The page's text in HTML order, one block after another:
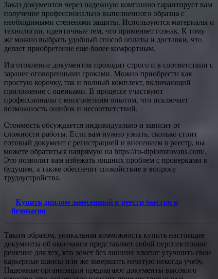
Заказ документов через надежную компанию гарантирует вам
получение профессионально выполненного образца с
необходимыми степенями защиты. Используются материалы и
технологии, идентичные тем, что применяет гознак. К тому
же можно выбрать удобный способ оплаты и доставки, что
делает приобретение еще более комфортным.
Изготовление документов проходит строго и в соответствии с
заранее оговоренными сроками. Можно приобрести как
простую корочку, так и полный комплект, включающий
приложение с оценками. В процессе участвуют
профессионалы с многолетним опытом, что исключает
возможность ошибок и несоответствий.
Стоимость обсуждается индивидуально и зависит от
сложности работы. Если вам нужно узнать, сколько стоит
готовый документ с регистрацией и внесением в реестр, вы
можете обратиться напрямую на https://ru-diplomirovans.com/.
Это позволит вам избежать лишних проблем с проверками в
будущем, а также обеспечит спокойствие в вопросе
трудоустройства.
Купить диплом занесенный в реестр быстро и
безопасно
Таким образом, уникальная возможность купить настоящие
документы об окончания представляет собой перспективное
решение для тех, кто хочет без лишних хлопот улучшить свои
карьерные шансы или же завершить начатую некогда учебу.
Надежные организации предлагают документы высокого